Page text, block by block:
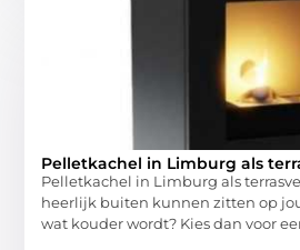
Pelletkachel in Limburg als
Pelletkachel in Limburg als
heerlijk buiten kunnen zitten op
wat kouder wordt? Kies dan voor